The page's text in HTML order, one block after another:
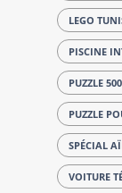
LEGO
PISCINE
PUZZLE
PUZZLE
SPÉCIAL
VOITURE